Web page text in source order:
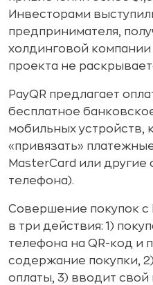
Инвесторами
предпринимателя,
холдинговой
проекта не
PayQR предлагает
бесплатное
мобильных устройств,
«привязать»
MasterCard или другие
телефона).
Совершение покупок с
в три действия: 1)
телефона на QR-код и
содержание покупки,
оплаты, 3) вводит